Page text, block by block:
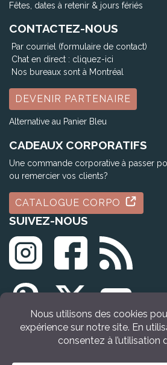
Fêtes, dates à retenir & jours fériés
CONTACTEZ-NOUS
Par courriel (formulaire de contact)
Chat en direct : cliquez-ici
Nos bureaux sont à Montréal
DEVENIR PARTENAIRE
Alternative au Panier Bleu
CADEAUX CORPORATIFS
Une commande corporative à passer
ou remercier vos clients?
CATALOGUE CORPO
SUIVEZ-NOUS
© Tous droits réservés Idée Cadeau